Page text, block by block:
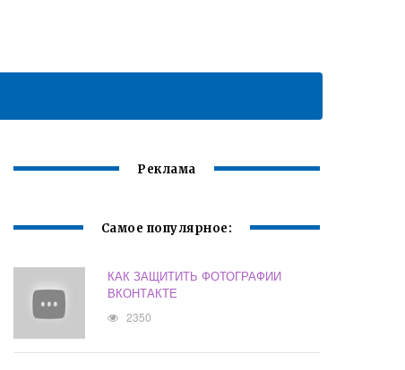
Реклама
Самое популярное:
КАК ЗАЩИТИТЬ ФОТОГРАФИИ
ВКОНТАКТЕ
2350